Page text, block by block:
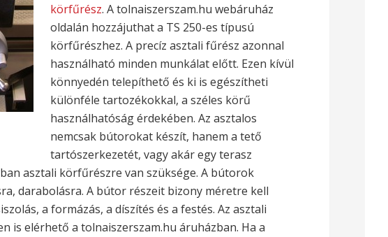
körfűrész. A tolnaiszerszam.hu webáruház
oldalán hozzájuthat a TS 250-es típusú
körfűrészhez. A precíz asztali fűrész azonnal
használható minden munkálat előtt. Ezen kívül
könnyedén telepíthető és ki is egészítheti
különféle tartozékokkal, a széles körű
használhatóság érdekében. Az asztalos
nemcsak bútorokat készít, hanem a tető
tartószerkezetét, vagy akár egy terasz
asztali körfűrészre van szüksége. A bútorok
darabolásra. A bútor részeit bizony méretre kell
a formázás, a díszítés és a festés. Az asztali
is elérhető a tolnaiszerszam.hu áruházban. Ha a